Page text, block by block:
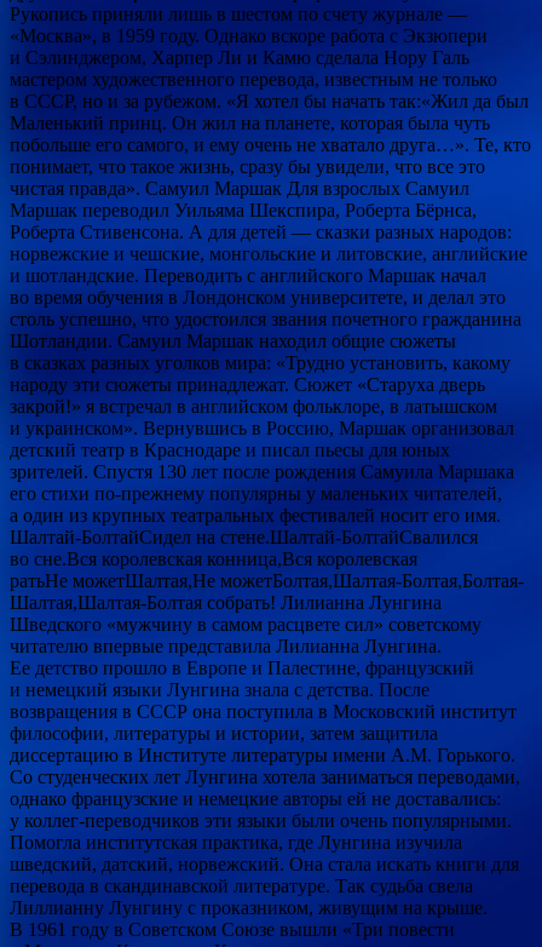
Рукопись приняли лишь в шестом по счету журнале —
«Москва», в 1959 году. Однако вскоре работа с Экзюпери
и Сэлинджером, Харпер Ли и Камю сделала Нору Галь
мастером художественного перевода, известным не только
в СССР, но и за рубежом. «Я хотел бы начать так:«Жил да был
Маленький принц. Он жил на планете, которая была чуть
побольше его самого, и ему очень не хватало друга…». Те, кто
понимает, что такое жизнь, сразу бы увидели, что все это
чистая правда». Самуил Маршак Для взрослых Самуил
Маршак переводил Уильяма Шекспира, Роберта Бёрнса,
Роберта Стивенсона. А для детей — сказки разных народов:
норвежские и чешские, монгольские и литовские, английские
и шотландские. Переводить с английского Маршак начал
во время обучения в Лондонском университете, и делал это
столь успешно, что удостоился звания почетного гражданина
Шотландии. Самуил Маршак находил общие сюжеты
в сказках разных уголков мира: «Трудно установить, какому
народу эти сюжеты принадлежат. Сюжет «Старуха дверь
закрой!» я встречал в английском фольклоре, в латышском
и украинском». Вернувшись в Россию, Маршак организовал
детский театр в Краснодаре и писал пьесы для юных
зрителей. Спустя 130 лет после рождения Самуила Маршака
его стихи по-прежнему популярны у маленьких читателей,
а один из крупных театральных фестивалей носит его имя.
Шалтай-БолтайСидел на стене.Шалтай-БолтайСвалился
во сне.Вся королевская конница,Вся королевская
ратьНе можетШалтая,Не можетБолтая,Шалтая-Болтая,Болтая-
Шалтая,Шалтая-Болтая собрать! Лилианна Лунгина
Шведского «мужчину в самом расцвете сил» советскому
читателю впервые представила Лилианна Лунгина.
Ее детство прошло в Европе и Палестине, французский
и немецкий языки Лунгина знала с детства. После
возвращения в СССР она поступила в Московский институт
философии, литературы и истории, затем защитила
диссертацию в Институте литературы имени А.М. Горького.
Со студенческих лет Лунгина хотела заниматься переводами,
однако французские и немецкие авторы ей не доставались:
у коллег-переводчиков эти языки были очень популярными.
Помогла институтская практика, где Лунгина изучила
шведский, датский, норвежский. Она стала искать книги для
перевода в скандинавской литературе. Так судьба свела
Лиллианну Лунгину с проказником, живущим на крыше.
В 1961 году в Советском Союзе вышли «Три повести